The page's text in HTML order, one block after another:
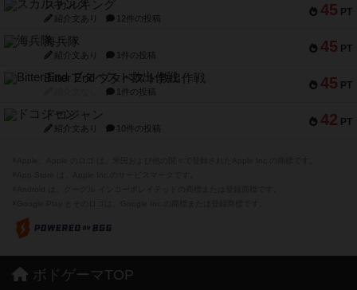
45 PT
スカルキング
紹介文あり 12件の投稿
45 PT
海兵隊
紹介文あり 1件の投稿
45 PT
Bitter End ブタペスト救出作戦
1件の投稿
42 PT
ドコジャン
紹介文あり 10件の投稿
ボドゲーマTOP